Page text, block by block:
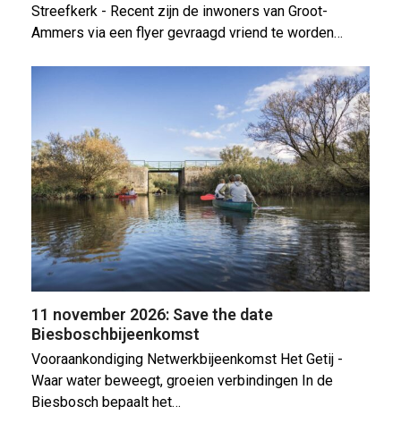
Streefkerk - Recent zijn de inwoners van Groot-
Ammers via een flyer gevraagd vriend te worden…
11 november 2026: Save the date
Biesboschbijeenkomst
Vooraankondiging Netwerkbijeenkomst Het Getij -
Waar water beweegt, groeien verbindingen In de
Biesbosch bepaalt het…